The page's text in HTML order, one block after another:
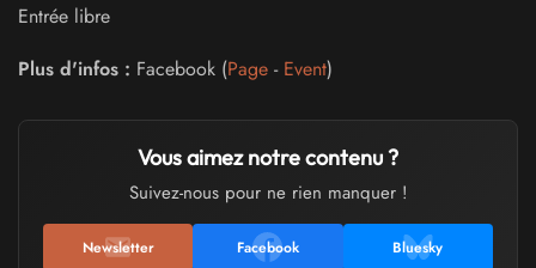
Entrée libre
Plus d'infos : Facebook (Page - Event)
Vous aimez notre contenu ?
Suivez-nous pour ne rien manquer !
Newsletter Facebook Bluesky